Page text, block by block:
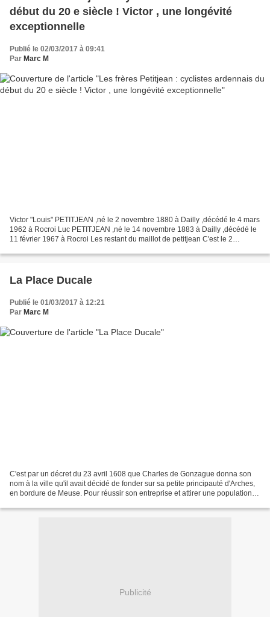
début du 20 e siècle ! Victor , une longévité
exceptionnelle
Publié le 02/03/2017 à 09:41
Par Marc M
Victor "Louis" PETITJEAN ,né le 2 novembre 1880 à Dailly ,décédé le 4 mars
1962 à Rocroi Luc PETITJEAN ,né le 14 novembre 1883 à Dailly ,décédé le
11 février 1967 à Rocroi Les restant du maillot de petitjean C'est le 2
La Place Ducale
Publié le 01/03/2017 à 12:21
Par Marc M
C'est par un décret du 23 avril 1608 que Charles de Gonzague donna son
nom à la ville qu'il avait décidé de fonder sur sa petite principauté d'Arches,
en bordure de Meuse. Pour réussir son entreprise et attirer une population
Publicité